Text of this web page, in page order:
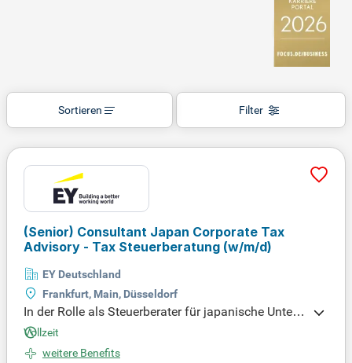
Filter
Sortieren
(Senior) Consultant Japan Corporate Tax
Advisory - Tax Steuerberatung (w/m/d)
EY Deutschland
Frankfurt, Main, Düsseldorf
In der Rolle als Steuerberater für japanische Untern
ehmen übernimmst du vielfältige Aufgaben, wie di
e Erstellung jährlicher Steuererklärungen und die B
Vollzeit
weitere Benefits